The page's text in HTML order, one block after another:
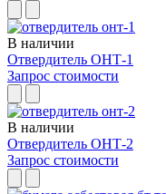
В наличии
Отвердитель ОНТ-1
Запрос стоимости
В наличии
Отвердитель ОНТ-2
Запрос стоимости